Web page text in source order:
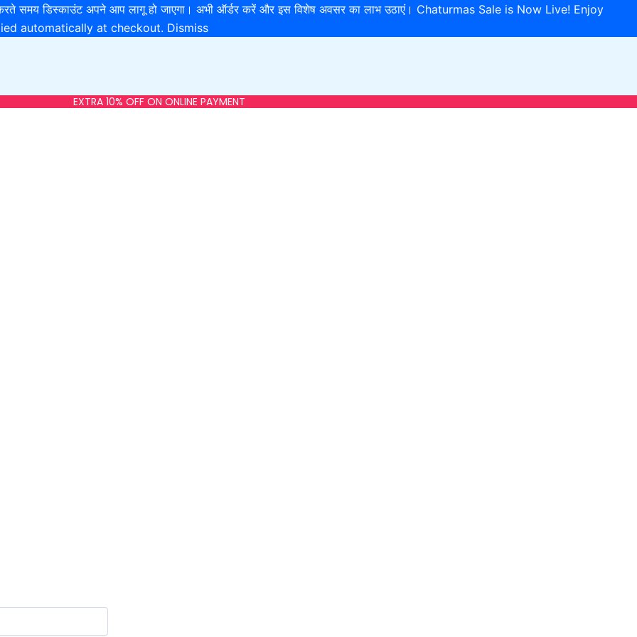
करते समय डिस्काउंट अपने आप लागू हो जाएगा। अभी ऑर्डर करें और इस विशेष अवसर का लाभ उठाएं। Chaturmas Sale is Now Live! Enjoy
automatically at checkout. Dismiss
EXTRA 10% OFF ON ONLINE PAYMENT